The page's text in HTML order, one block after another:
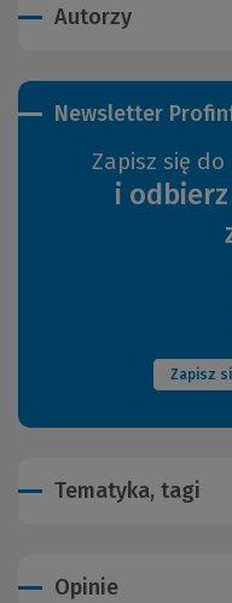
Autorzy
Newsletter
Zapisz się
i odbierz
Zapisz
Tematyka, tagi
Opinie